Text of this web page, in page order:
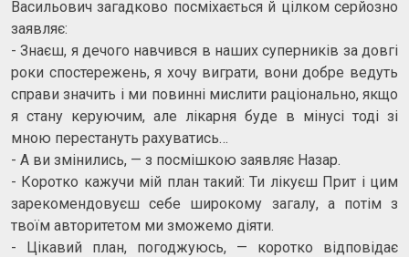
Васильович загадково посміхається й цілком серйозно
заявляє:
- Знаєш, я дечого навчився в наших суперників за довгі
роки спостережень, я хочу виграти, вони добре ведуть
справи значить і ми повинні мислити раціонально, якщо
я стану керуючим, але лікарня буде в мінусі тоді зі
мною перестануть рахуватись…
- А ви змінились, — з посмішкою заявляє Назар.
- Коротко кажучи мій план такий: Ти лікуєш Прит і цим
зарекомендовуєш себе широкому загалу, а потім з
твоїм авторитетом ми зможемо діяти.
- Цікавий план, погоджуюсь, — коротко відповідає